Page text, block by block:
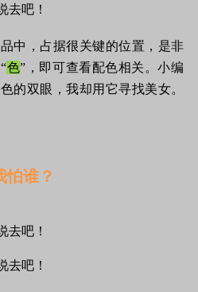
中，占据很关键的位置，是非
色”，即可查看配色相关。小编
的双眼，我却用它寻找美女。
怕谁？